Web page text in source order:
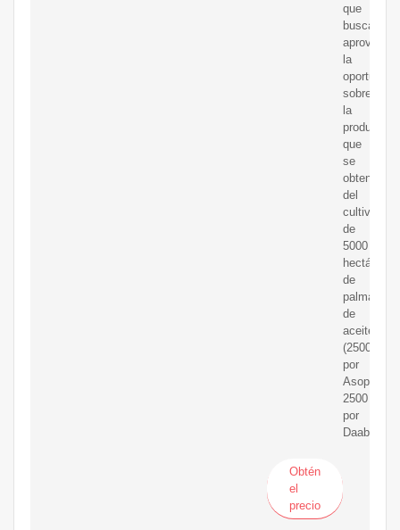
que
busca
aprovechar
la
sobre
la
producción
que
se
obtendrá
del
cultivo
de
5000
hectáreas
de
palma
de
aceite
(2500
por
Asopalrio,
2500
por
Daabon).
Obtén
el
precio